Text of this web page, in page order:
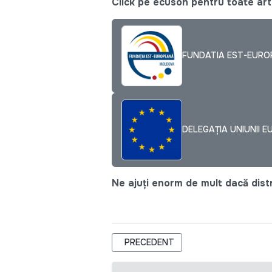
FUNDATIA EST-
DELEGAȚIA UNIUNII
Ne ajuți enorm de mult dacă
ARTICOL PRECEDENT: SFATURILE
PRECEDENT